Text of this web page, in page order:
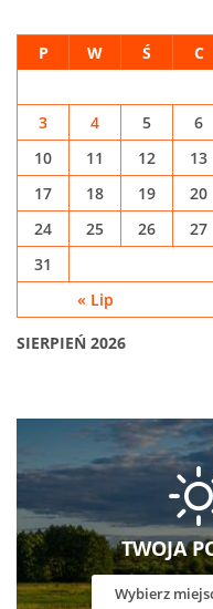
SIERPIEŃ 2026
P W Ś C
« Lip
3
4 5 6
10
11 12 13
17
18 19 20
24
25 26 27
31
TWOJA
Wybierz